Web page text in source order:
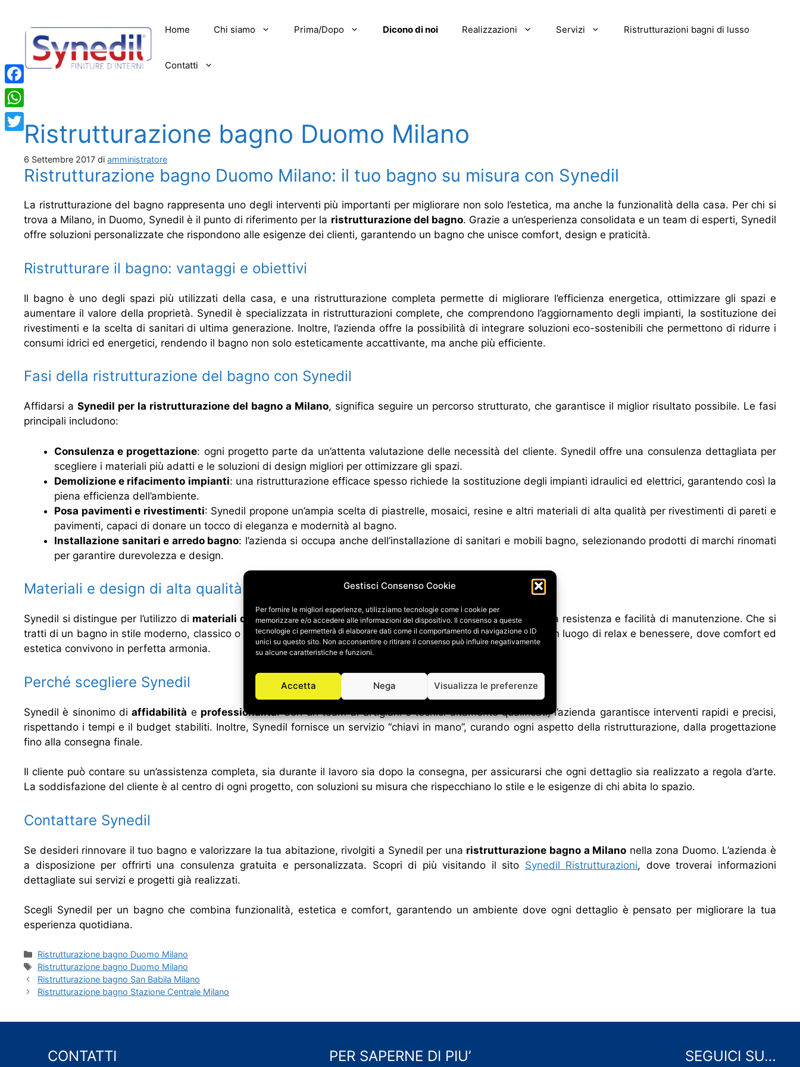
Gestisci Consenso Cookie
Per fornire le migliori esperienze, utilizziamo tecnologie come i cookie per
memorizzare e/o accedere alle informazioni del dispositivo. Il consenso a queste
tecnologie ci permetterà di elaborare dati come il comportamento di navigazione o ID
unici su questo sito. Non acconsentire o ritirare il consenso può influire negativamente
su alcune caratteristiche e funzioni.
Accetta Nega Visualizza le preferenze
contenuto
Home Chi siamo Prima/Dopo Dicono di noi Realizzazioni Servizi Ristrutturazioni bagni di lusso
Contatti
Ristrutturazione bagno Duomo Milano
6 Settembre 2017 di amministratore
Ristrutturazione bagno Duomo Milano: il tuo bagno su misura con Synedil
La ristrutturazione del bagno rappresenta uno degli interventi più importanti per migliorare non solo l’estetica, ma anche la funzionalità della casa. Per chi si
trova a Milano, in Duomo, Synedil è il punto di riferimento per la ristrutturazione del bagno. Grazie a un’esperienza consolidata e un team di esperti, Synedil
offre soluzioni personalizzate che rispondono alle esigenze dei clienti, garantendo un bagno che unisce comfort, design e praticità.
Ristrutturare il bagno: vantaggi e obiettivi
Il bagno è uno degli spazi più utilizzati della casa, e una ristrutturazione completa permette di migliorare l’efficienza energetica, ottimizzare gli spazi e
aumentare il valore della proprietà. Synedil è specializzata in ristrutturazioni complete, che comprendono l’aggiornamento degli impianti, la sostituzione dei
rivestimenti e la scelta di sanitari di ultima generazione. Inoltre, l’azienda offre la possibilità di integrare soluzioni eco-sostenibili che permettono di ridurre i
consumi idrici ed energetici, rendendo il bagno non solo esteticamente accattivante, ma anche più efficiente.
Fasi della ristrutturazione del bagno con Synedil
Affidarsi a Synedil per la ristrutturazione del bagno a Milano, significa seguire un percorso strutturato, che garantisce il miglior risultato possibile. Le fasi
principali includono:
Consulenza e progettazione: ogni progetto parte da un’attenta valutazione delle necessità del cliente. Synedil offre una consulenza dettagliata per
scegliere i materiali più adatti e le soluzioni di design migliori per ottimizzare gli spazi.
Demolizione e rifacimento impianti: una ristrutturazione efficace spesso richiede la sostituzione degli impianti idraulici ed elettrici, garantendo così la
piena efficienza dell’ambiente.
Posa pavimenti e rivestimenti: Synedil propone un’ampia scelta di piastrelle, mosaici, resine e altri materiali di alta qualità per rivestimenti di pareti e
pavimenti, capaci di donare un tocco di eleganza e modernità al bagno.
Installazione sanitari e arredo bagno: l’azienda si occupa anche dell’installazione di sanitari e mobili bagno, selezionando prodotti di marchi rinomati
per garantire durevolezza e design.
Materiali e design di alta qualità
Synedil si distingue per l’utilizzo di materiali di prima sceltae tecnologie avanzate che assicurano la massima resistenza e facilità di manutenzione. Che si
tratti di un bagno in stile moderno, classico o minimalista, Synedil è in grado di trasformare ogni ambiente in un luogo di relax e benessere, dove comfort ed
estetica convivono in perfetta armonia.
Perché scegliere Synedil
Synedil è sinonimo diaffidabilità e professionalità. Con un team di artigiani e tecnici altamente qualificati, l’azienda garantisce interventi rapidi e precisi,
rispettando i tempi e il budget stabiliti. Inoltre, Synedil fornisce un servizio “chiavi in mano”, curando ogni aspetto della ristrutturazione, dalla progettazione
fino alla consegna finale.
Il cliente può contare su un’assistenza completa, sia durante il lavoro sia dopo la consegna, per assicurarsi che ogni dettaglio sia realizzato a regola d’arte.
La soddisfazione del cliente è al centro di ogni progetto, con soluzioni su misura che rispecchiano lo stile e le esigenze di chi abita lo spazio.
Contattare Synedil
Se desideri rinnovare il tuo bagno e valorizzare la tua abitazione, rivolgiti a Synedil per una ristrutturazione bagno a Milano nella zona Duomo. L’azienda è
a disposizione per offrirti una consulenza gratuita e personalizzata. Scopri di più visitando il sito Synedil Ristrutturazioni, dove troverai informazioni
dettagliate sui servizi e progetti già realizzati.
Scegli Synedil per un bagno che combina funzionalità, estetica e comfort, garantendo un ambiente dove ogni dettaglio è pensato per migliorare la tua
esperienza quotidiana.
Categorie
Ristrutturazione bagno Duomo Milano
Tag
Ristrutturazione bagno Duomo Milano
Ristrutturazione bagno San Babila Milano
Ristrutturazione bagno Stazione Centrale Milano
CONTATTI PER SAPERNE DI PIU’ SEGUICI SU…
Facebook
WhatsApp
Twitter